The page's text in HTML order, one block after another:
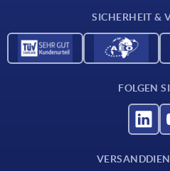
SICHERHEIT &
FOLGEN